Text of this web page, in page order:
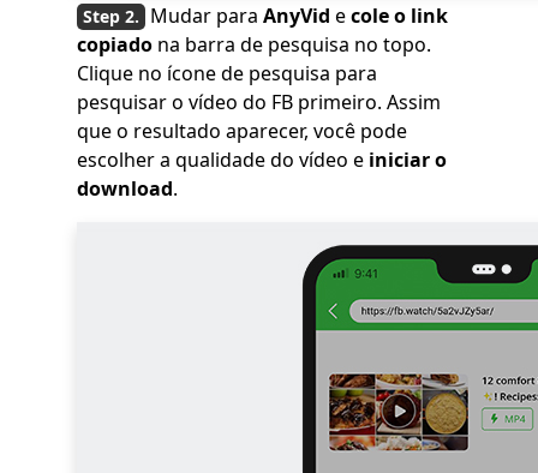
Mudar para AnyVid ecole o link
copiado na barra de pesquisa no topo.
Clique no ícone de pesquisa para
pesquisar o vídeo do FB primeiro. Assim
que o resultado aparecer, você pode
escolher a qualidade do vídeo e iniciar o
download.